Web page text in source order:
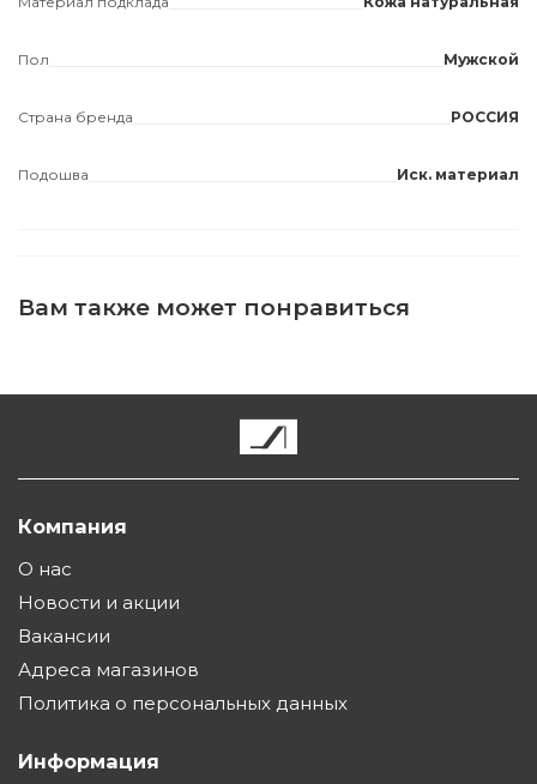
Пол Мужской
Страна бренда РОССИЯ
Подошва Иск. материал
Вам также может понравиться
Компания
О нас
Новости и акции
Вакансии
Адреса магазинов
Политика о персональных данных
Информация